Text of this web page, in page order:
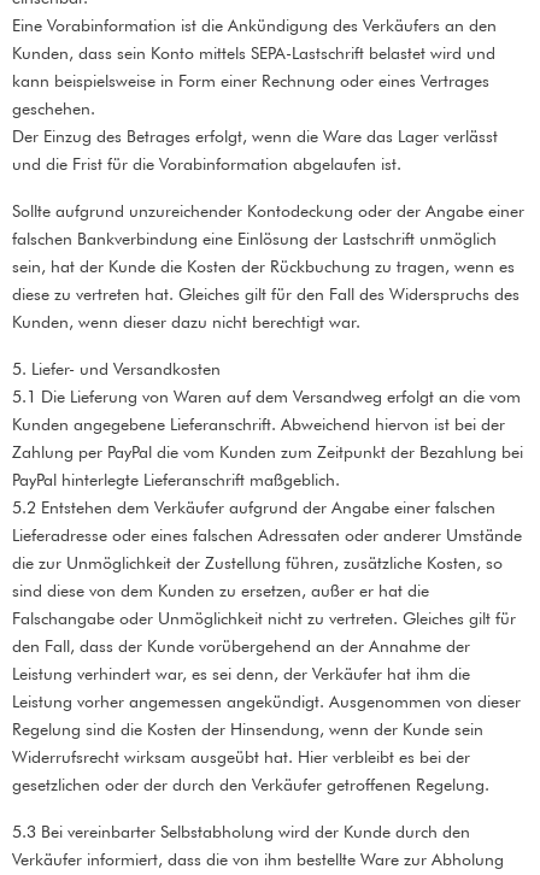
Eine Vorabinformation ist die Ankündigung des Verkäufers an den
Kunden, dass sein Konto mittels SEPA-Lastschrift belastet wird und
kann beispielsweise in Form einer Rechnung oder eines Vertrages
geschehen.
Der Einzug des Betrages erfolgt, wenn die Ware das Lager verlässt
und die Frist für die Vorabinformation abgelaufen ist.
Sollte aufgrund unzureichender Kontodeckung oder der Angabe einer
falschen Bankverbindung eine Einlösung der Lastschrift unmöglich
sein, hat der Kunde die Kosten der Rückbuchung zu tragen, wenn es
diese zu vertreten hat. Gleiches gilt für den Fall des Widerspruchs des
Kunden, wenn dieser dazu nicht berechtigt war.
5. Liefer- und Versandkosten
5.1 Die Lieferung von Waren auf dem Versandweg erfolgt an die vom
Kunden angegebene Lieferanschrift. Abweichend hiervon ist bei der
Zahlung per PayPal die vom Kunden zum Zeitpunkt der Bezahlung bei
PayPal hinterlegte Lieferanschrift maßgeblich.
5.2 Entstehen dem Verkäufer aufgrund der Angabe einer falschen
Lieferadresse oder eines falschen Adressaten oder anderer Umstände
die zur Unmöglichkeit der Zustellung führen, zusätzliche Kosten, so
sind diese von dem Kunden zu ersetzen, außer er hat die
Falschangabe oder Unmöglichkeit nicht zu vertreten. Gleiches gilt für
den Fall, dass der Kunde vorübergehend an der Annahme der
Leistung verhindert war, es sei denn, der Verkäufer hat ihm die
Leistung vorher angemessen angekündigt. Ausgenommen von dieser
Regelung sind die Kosten der Hinsendung, wenn der Kunde sein
Widerrufsrecht wirksam ausgeübt hat. Hier verbleibt es bei der
gesetzlichen oder der durch den Verkäufer getroffenen Regelung.
5.3 Bei vereinbarter Selbstabholung wird der Kunde durch den
Verkäufer informiert, dass die von ihm bestellte Ware zur Abholung